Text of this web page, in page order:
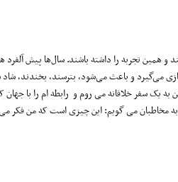
همین تجربه را داشته باشند. سال‌ها پیش آلفرد
می‌گیرد و باعث می‌شود، بترسند، بخندند،
یک سفر خلاقانه می روم و رابطه ام را با
مخاطبان می گویم: این چیزی است که من فکر